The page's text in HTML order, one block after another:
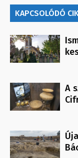
KAPCSOLÓDÓ
A